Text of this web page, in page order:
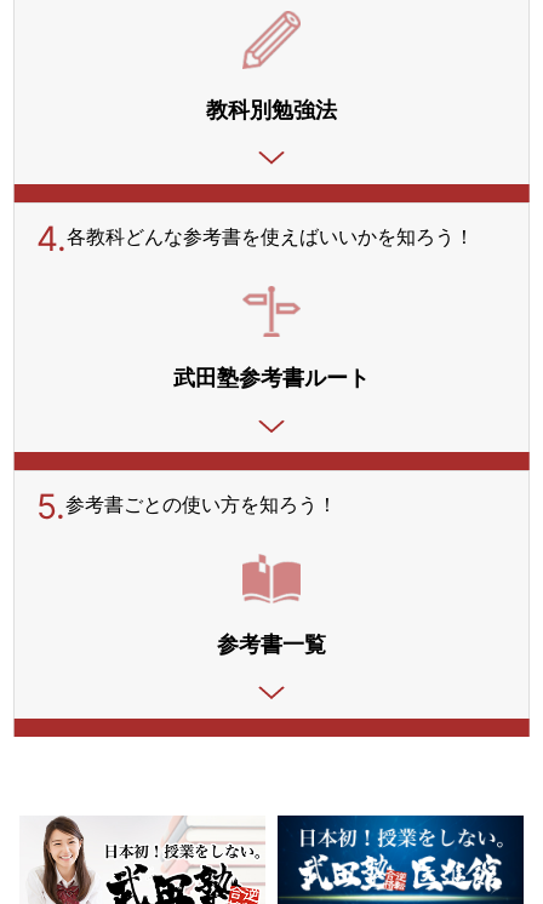
教科別勉強法
4.各教科どんな参考書を使えばいいかを知ろう！
武田塾参考書ルート
5.参考書ごとの使い方を知ろう！
参考書一覧